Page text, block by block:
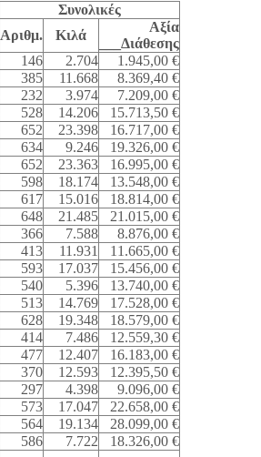
Συνολικές
Αριθμ. Κιλά
Αξία
___Διάθεσης
146 2.704
1.945,00 €
385 11.668
8.369,40 €
232 3.974
7.209,00 €
528 14.206
15.713,50 €
652 23.398
16.717,00 €
634 9.246
19.326,00 €
652 23.363
16.995,00 €
598 18.174
13.548,00 €
617 15.016
18.814,00 €
648 21.485
21.015,00 €
366 7.588
8.876,00 €
413 11.931
11.665,00 €
593 17.037
15.456,00 €
540 5.396
13.740,00 €
513 14.769
17.528,00 €
628 19.348
18.579,00 €
414 7.486
12.559,30 €
477 12.407
16.183,00 €
370 12.593
12.395,50 €
297 4.398
9.096,00 €
573 17.047
22.658,00 €
564 19.134
28.099,00 €
586 7.722
18.326,00 €